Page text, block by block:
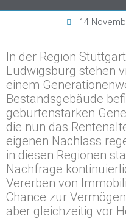
14
In der Region
Ludwigsburg stehen
einem
Bestandsgebäude
geburtenstarken
die nun das
eigenen Nachlass
in diesen Regionen
Nachfrage
Vererben von
Chance zur
aber gleichzeitig vor